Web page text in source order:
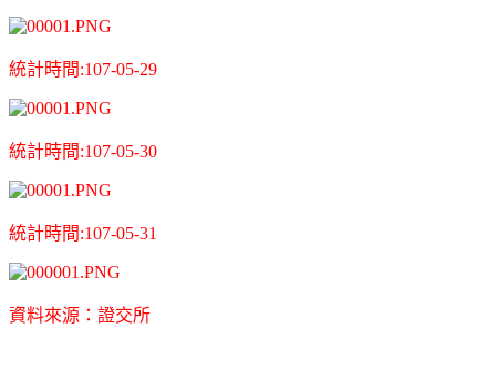
統計時間:107-05-29
統計時間:107-05-30
統計時間:107-05-31
資料來源：證交所